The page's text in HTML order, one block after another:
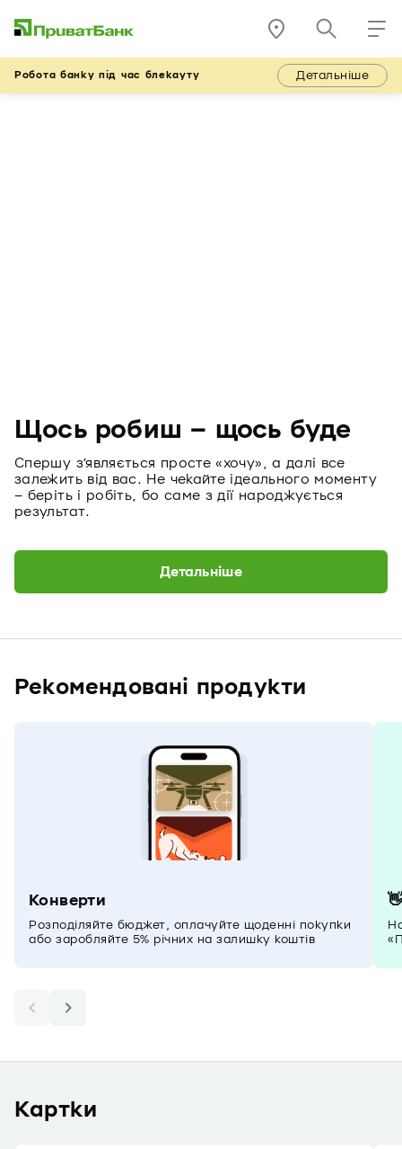
Робота банку під час блекауту Детальніше
Щось робиш – щось буде
Спершу з’являється просте «хочу», а далі все
залежить від вас. Не чекайте ідеального моменту
– беріть і робіть, бо саме з дії народжується
результат.
Детальніше
Рекомендовані продукти
Конверти
Розподіляйте бюджет, оплачуйте щоденні покупки
або заробляйте 5% річних на залишку коштів
Картки